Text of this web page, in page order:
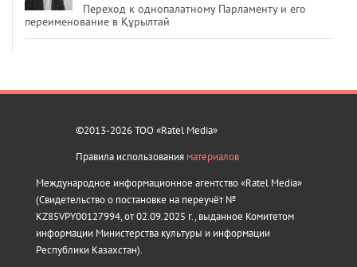
Переход к однопалатному Парламенту и его
переименование в Құрылтай
©2013-2026 ТОО «Ratel Media»
Правила использования материалов
Международное информационное агентство «Ratel Media»
(Свидетельство о постановке на переучёт №
KZ85VPY00127994, от 02.09.2025 г., выданное Комитетом
информации Министерства культуры и информации
Республики Казахстан).